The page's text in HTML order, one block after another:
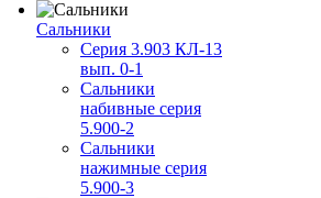
Сальники
Серия 3.903 КЛ-13
вып. 0-1
Сальники
набивные серия
5.900-2
Сальники
нажимные серия
5.900-3